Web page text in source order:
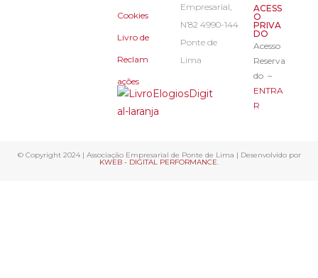
Cookies
Livro de
Reclam
ações
Empresarial,
N’82 4990-144
Ponte de
Lima
ACESS
O
PRIVA
DO
Acesso
Reserva
do –
ENTRA
R
© Copyright 2024 | Associação Empresarial de Ponte de Lima | Desenvolvido por
KWEB - DIGITAL PERFORMANCE